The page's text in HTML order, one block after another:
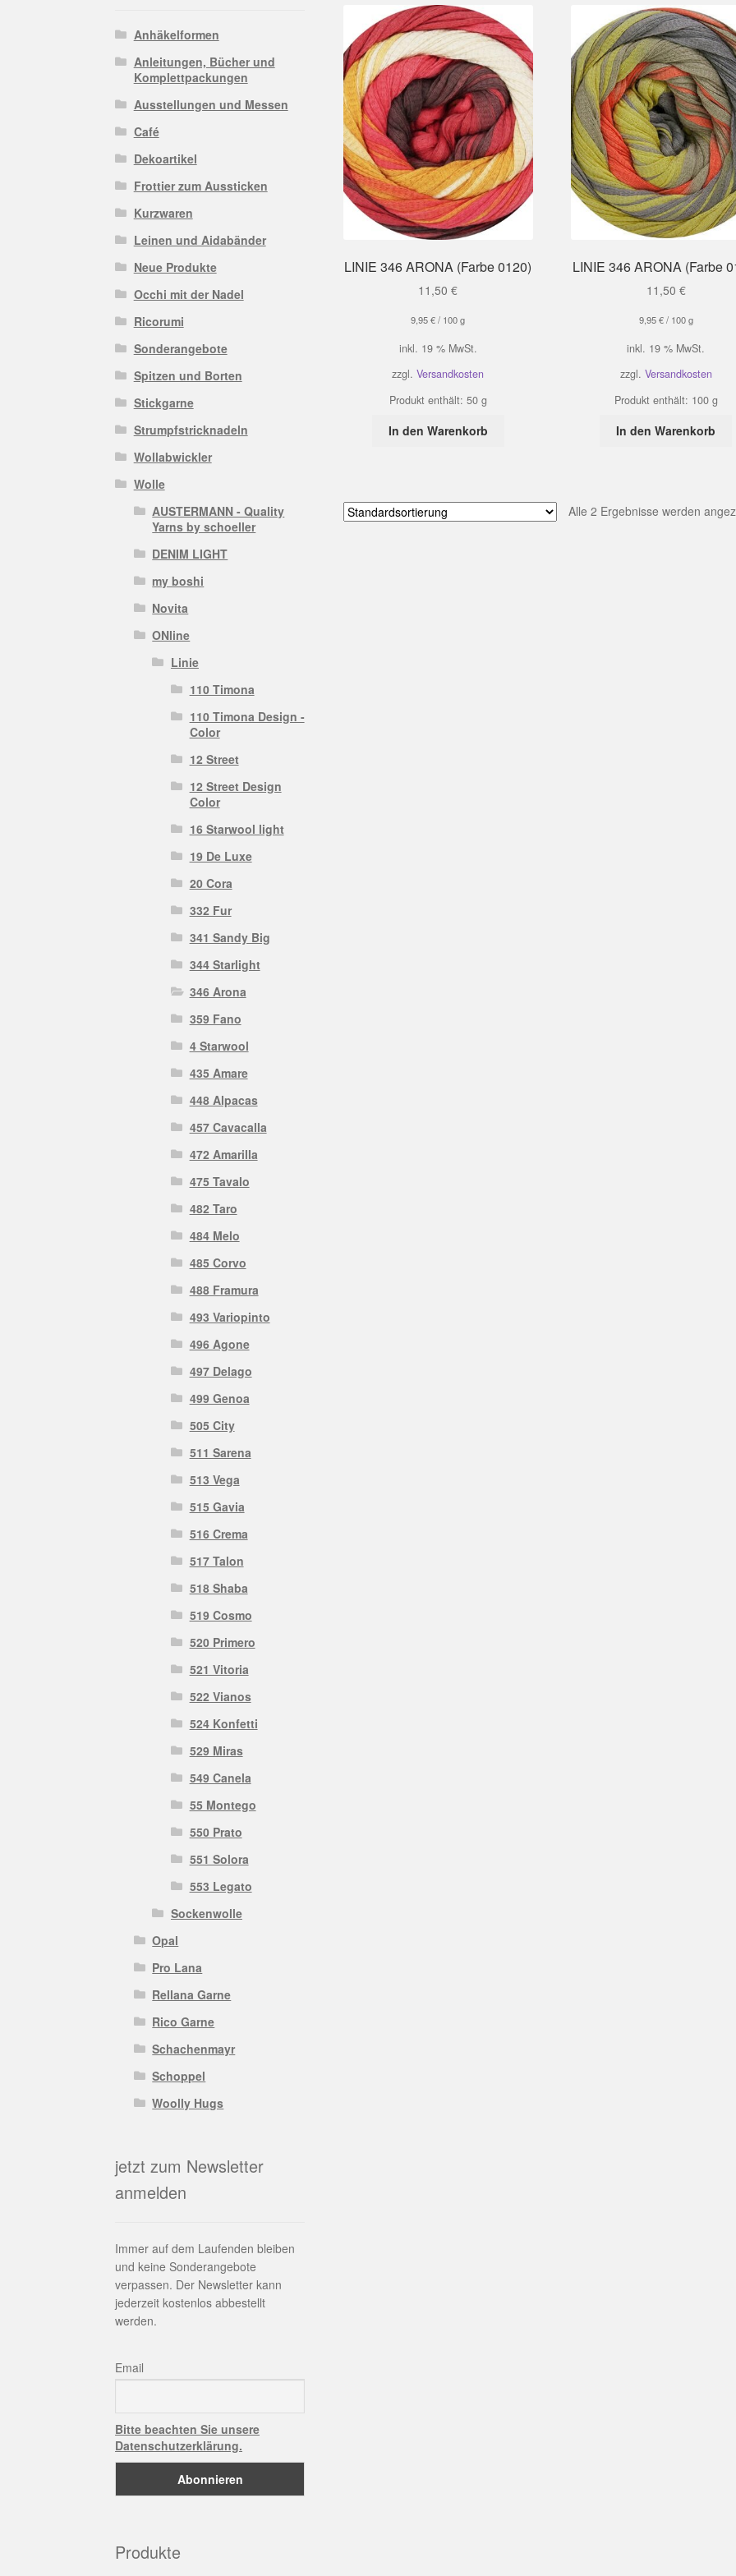
LINIE 346 ARONA (Farbe 0120)
11,50€
9,95€/ 100 g
inkl. 19 % MwSt.
zzgl.Versandkosten
Produkt enthält: 50 g
In den Warenkorb
LINIE 346 ARONA (Farbe
11,50 €
9,95€/ 100 g
inkl. 19 % MwSt.
zzgl. Versandkosten
Produkt enthält: 100 g
In den Warenkorb
Alle 2 Ergebnisse werden
Anhäkelformen
Anleitungen, Bücher und
Komplettpackungen
Ausstellungen und Messen
Café
Dekoartikel
Frottier zum Aussticken
Kurzwaren
Leinen und Aidabänder
Neue Produkte
Occhi mit der Nadel
Ricorumi
Sonderangebote
Spitzen und Borten
Stickgarne
Strumpfstricknadeln
Wollabwickler
Wolle
AUSTERMANN - Quality
Yarns by schoeller
DENIM LIGHT
my boshi
Novita
ONline
Linie
110 Timona
110 Timona Design -
Color
12 Street
12 Street Design
Color
16 Starwool light
19 De Luxe
20 Cora
332 Fur
341 Sandy Big
344 Starlight
346 Arona
359 Fano
4 Starwool
435 Amare
448 Alpacas
457 Cavacalla
472 Amarilla
475 Tavalo
482 Taro
484 Melo
485 Corvo
488 Framura
493 Variopinto
496 Agone
497 Delago
499 Genoa
505 City
511 Sarena
513 Vega
515 Gavia
516 Crema
517 Talon
518 Shaba
519 Cosmo
520 Primero
521 Vitoria
522 Vianos
524 Konfetti
529 Miras
549 Canela
55 Montego
550 Prato
551 Solora
553 Legato
Sockenwolle
Opal
Pro Lana
Rellana Garne
Rico Garne
Schachenmayr
Schoppel
Woolly Hugs
jetzt zum Newsletter
anmelden
Immer auf dem Laufenden bleiben
und keine Sonderangebote
verpassen. Der Newsletter kann
jederzeit kostenlos abbestellt
werden.
Email
Bitte beachten Sie unsere
Datenschutzerklärung.
Produkte